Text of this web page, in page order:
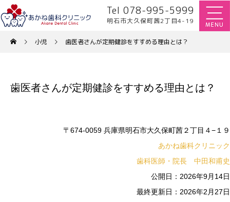
Tel 078-995-5999
明石市大久保町茜2丁目4-19
小児 歯医者さんが定期健診をすすめる理由とは？
歯医者さんが定期健診をすすめる理由とは？
〒674-0059 兵庫県明石市大久保町茜２丁目４−１９
あかね歯科クリニック
歯科医師・院長 中田和甫史
公開日：2026年9月14日
最終更新日：2026年2月27日